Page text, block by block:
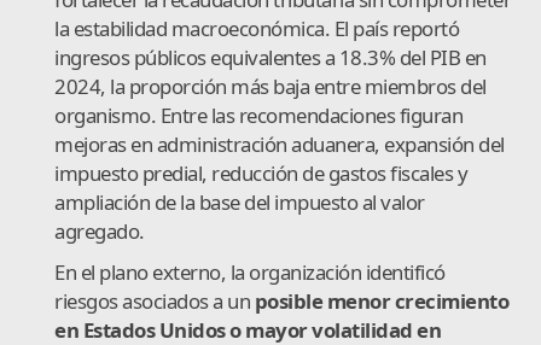
la estabilidad macroeconómica. El país reportó
ingresos públicos equivalentes a 18.3% del PIB en
2024, la proporción más baja entre miembros del
organismo. Entre las recomendaciones figuran
mejoras en administración aduanera, expansión del
impuesto predial, reducción de gastos fiscales y
ampliación de la base del impuesto al valor
agregado.
En el plano externo, la organización identificó
riesgos asociados a un posible menor crecimiento
en Estados Unidos o mayor volatilidad en